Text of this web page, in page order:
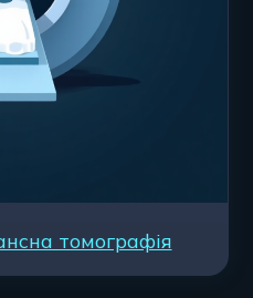
томографія